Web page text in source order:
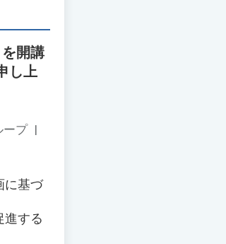
開講
し上
ープ |
に基づ
進する